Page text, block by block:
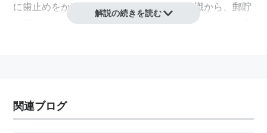
に歯止めをかけるべきであるという問題意識から、郵貯
の廃止（あるいは大幅縮小）を目的として考えられた政
小泉政権の提出した法案は2005年7月5日衆議院可決、
8月8日参議院否決。
解説の続きを読む
関連ブログ